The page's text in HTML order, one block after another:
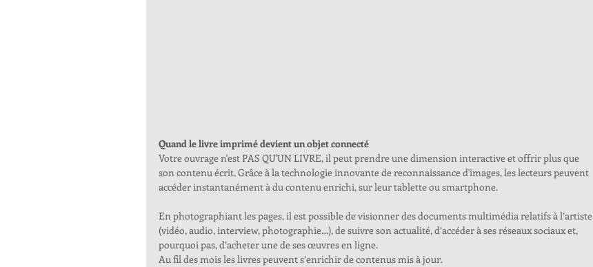
Quand le livre imprimé devient un objet connecté
Votre ouvrage n'est PAS QU'UN LIVRE, il peut prendre une dimension interactive et offrir plus que
son contenu écrit. Grâce à la technologie innovante de reconnaissance d'images, les lecteurs peuvent
accéder instantanément à du contenu enrichi, sur leur tablette ou smartphone.
En photographiant les pages, il est possible de visionner des documents multimédia relatifs à l’artiste
(vidéo, audio, interview, photographie…), de suivre son actualité, d’accéder à ses réseaux sociaux et,
pourquoi pas, d’acheter une de ses œuvres en ligne.
Au fil des mois les livres peuvent s’enrichir de contenus mis à jour.